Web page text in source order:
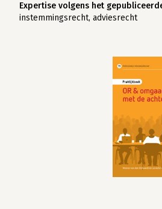
Expertise volgens het
instemmingsrecht, adviesrecht